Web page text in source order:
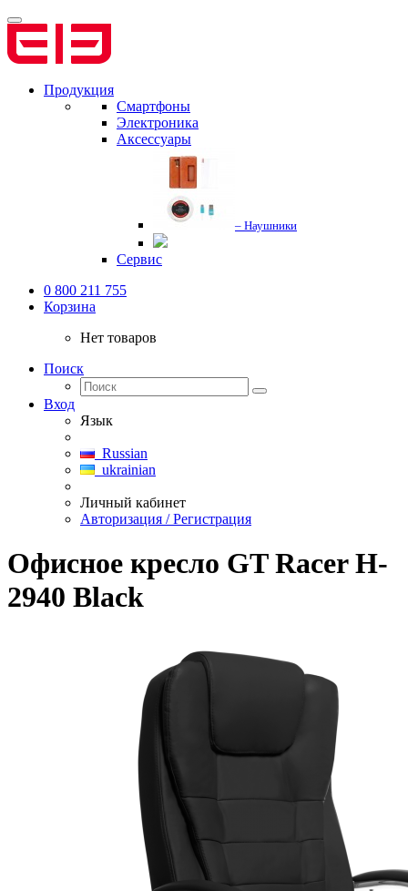
Продукция
Смартфоны
Электроника
Аксессуары
– Наушники
Сервис
0 800 211 755
Корзина
Нет товаров
Поиск
Вход
Язык
Russian
ukrainian
Личный кабинет
Авторизация / Регистрация
Офисное кресло GT Racer H-
2940 Black